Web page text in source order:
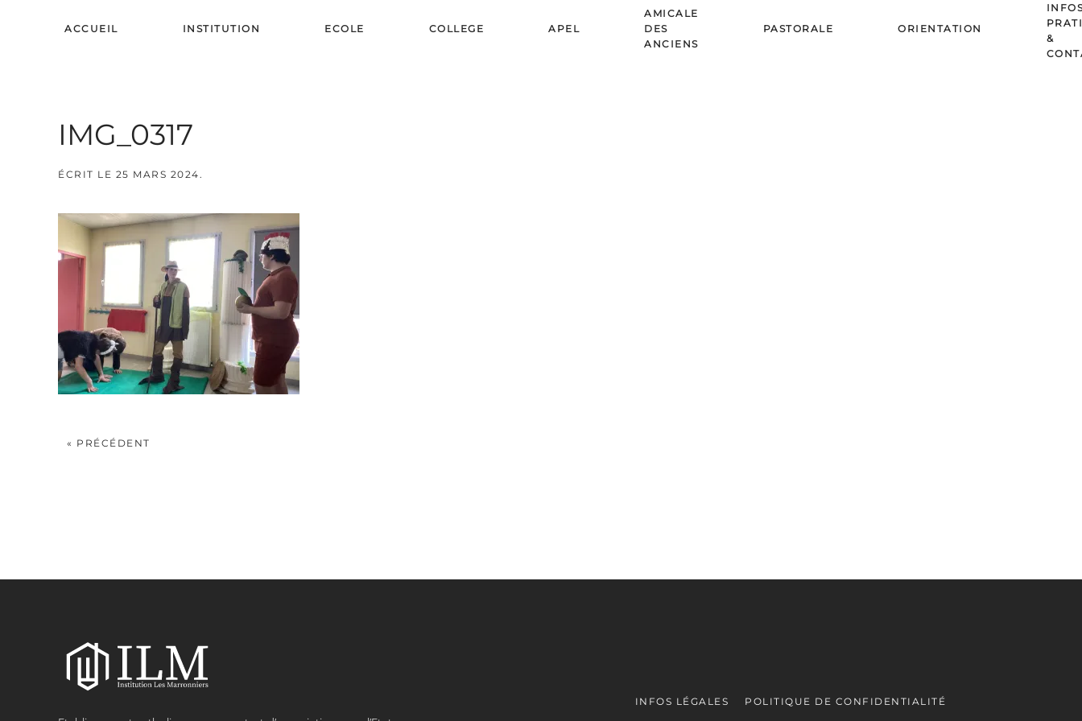
ACCUEIL INSTITUTION ECOLE COLLEGE APEL
AMICALE
DES
ANCIENS
PASTORALE ORIENTATION
&
IMG_0317
ÉCRIT LE 25 MARS 2024.
« PRÉCÉDENT
INFOS LÉGALES POLITIQUE DE CONFIDENTIALITÉ